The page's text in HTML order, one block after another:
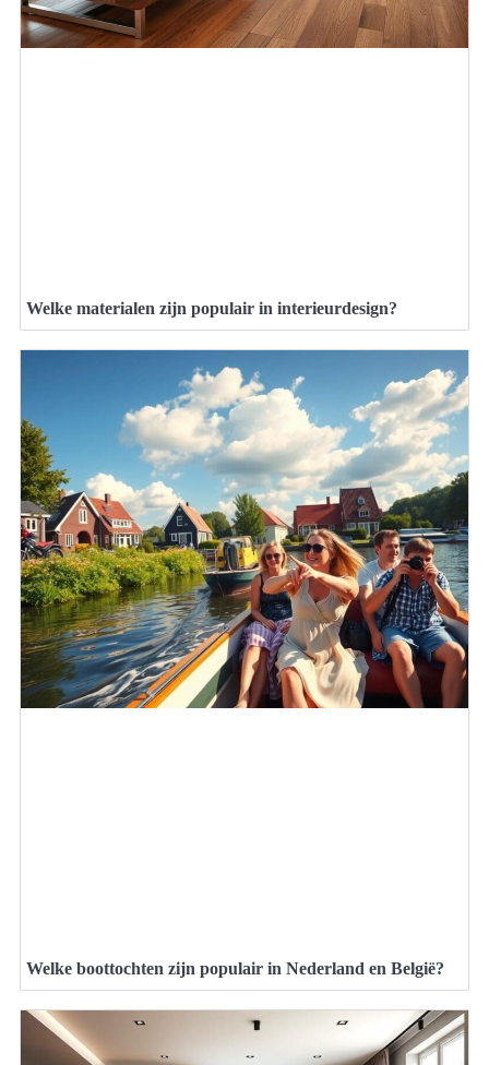
Welke materialen zijn populair in interieurdesign?
Welke boottochten zijn populair in Nederland en België?